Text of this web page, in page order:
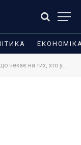
на тих, хто у розшуку ТЦК